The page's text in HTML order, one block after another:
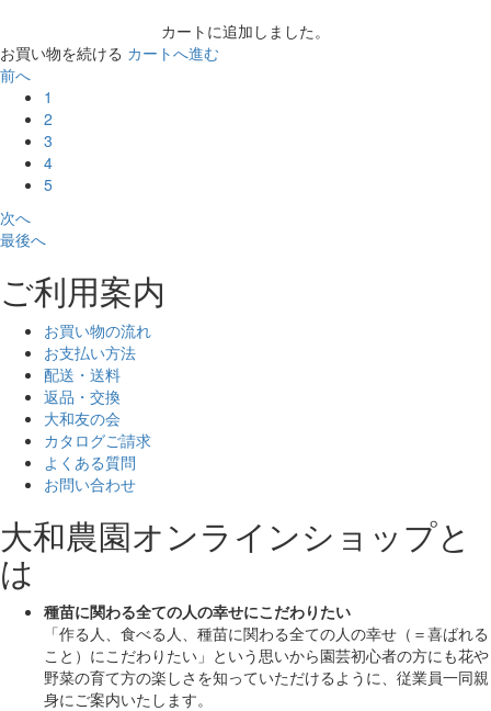
カートに追加しました。
お買い物を続ける カートへ進む
前へ
1
2
3
4
5
次へ
最後へ
ご利用案内
お買い物の流れ
お支払い方法
配送・送料
返品・交換
大和友の会
カタログご請求
よくある質問
お問い合わせ
大和農園オンラインショップと
は
種苗に関わる全ての人の幸せにこだわりたい
「作る人、食べる人、種苗に関わる全ての人の幸せ（＝喜ばれる
こと）にこだわりたい」 という思いから園芸初心者の方にも花や
野菜の育て方の楽しさを知っていただけるように、従業員一同親
身にご案内いたします。